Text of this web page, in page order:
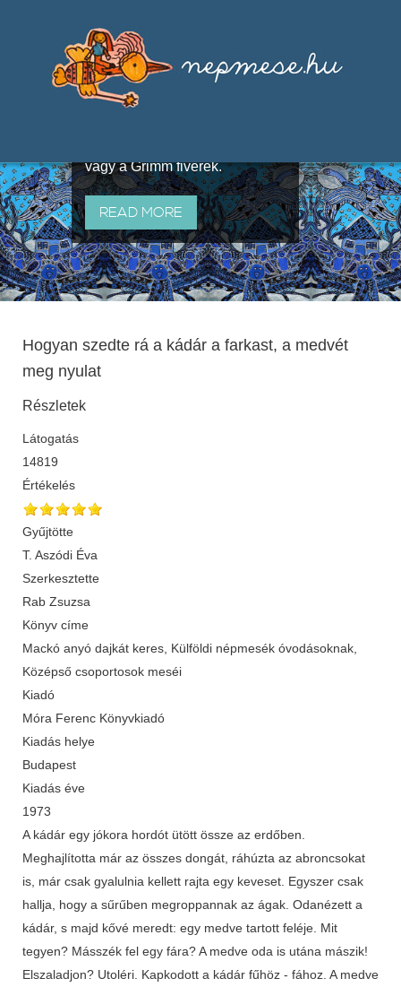
útján terjedő elbeszélésekből,
melyeket olyan ismert gyűjtők
állítottak össze, mint Benedek
vagy a Grimm fivérek.
READ MORE
Hogyan szedte rá a kádár a farkast, a medvét
meg nyulat
Részletek
Látogatás
14819
Értékelés
Gyűjtötte
T. Aszódi Éva
Szerkesztette
Rab Zsuzsa
Könyv címe
Mackó anyó dajkát keres, Külföldi népmesék óvodásoknak,
Középső csoportosok meséi
Kiadó
Móra Ferenc Könyvkiadó
Kiadás helye
Budapest
Kiadás éve
1973
A kádár egy jókora hordót ütött össze az erdőben.
Meghajlította már az összes dongát, ráhúzta az abroncsokat
is, már csak gyalulnia kellett rajta egy keveset. Egyszer csak
hallja, hogy a sűrűben megroppannak az ágak. Odanézett a
kádár, s majd kővé meredt: egy medve tartott feléje. Mit
tegyen? Másszék fel egy fára? A medve oda is utána mászik!
Elszaladjon? Utoléri. Kapkodott a kádár fűhöz - fához. A medve